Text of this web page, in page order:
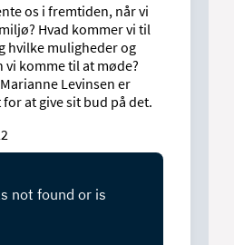
os i fremtiden, når vi
Hvad kommer vi til
hvilke muligheder og
komme til at møde?
Levinsen er
at give sit bud på det.